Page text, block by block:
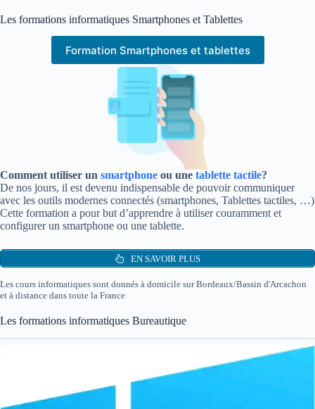
Les formations informatiques Smartphones et Tablettes
Formation Smartphones et tablettes
Comment utiliser un smartphone ou une tablette tactile?
De nos jours, il est devenu indispensable de pouvoir communiquer
avec les outils modernes connectés (smartphones, Tablettes tactiles, …)
Cette formation a pour but d’apprendre à utiliser couramment et
configurer un smartphone ou une tablette.
EN SAVOIR PLUS
Les cours informatiques sont donnés à domicile sur Bordeaux/Bassin d'Arcachon
et à distance dans toute la France
Les formations informatiques Bureautique